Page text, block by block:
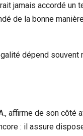
jamais accordé un
de la bonne
dépend souvent
affirme de son côté
: il assure